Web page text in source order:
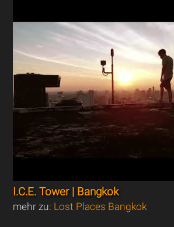
I.C.E. Tower | Bangkok
mehr zu: Lost Places Bangkok